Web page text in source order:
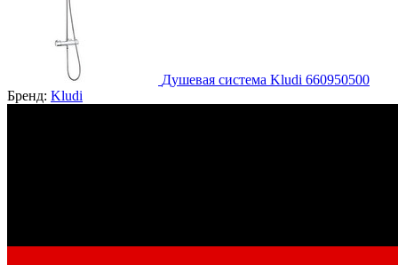
Душевая система Kludi 660950500
Бренд: Kludi